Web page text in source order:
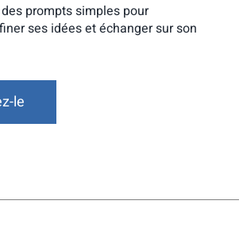
prompts simples pour
ses idées et échanger sur son
le